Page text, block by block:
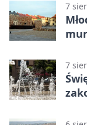
7
7